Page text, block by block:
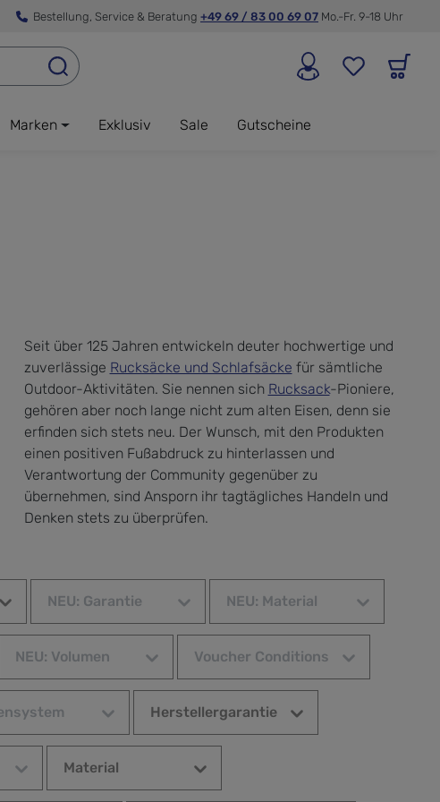
Bestellung, Service & Beratung +49 69 / 83 00 69 07 Mo.-Fr. 9-18 Uhr
Marken Exklusiv Sale Gutscheine
Seit über 125 Jahren entwickeln deuter hochwertige und
zuverlässige Rucksäcke und Schlafsäcke für sämtliche
Outdoor-Aktivitäten. Sie nennen sich Rucksack-Pioniere,
gehören aber noch lange nicht zum alten Eisen, denn sie
erfinden sich stets neu. Der Wunsch, mit den Produkten
einen positiven Fußabdruck zu hinterlassen und
Verantwortung der Community gegenüber zu
übernehmen, sind Ansporn ihr tagtägliches Handeln und
Denken stets zu überprüfen.
NEU: Garantie NEU: Material
NEU: Volumen Voucher Conditions
Herstellergarantie
Material